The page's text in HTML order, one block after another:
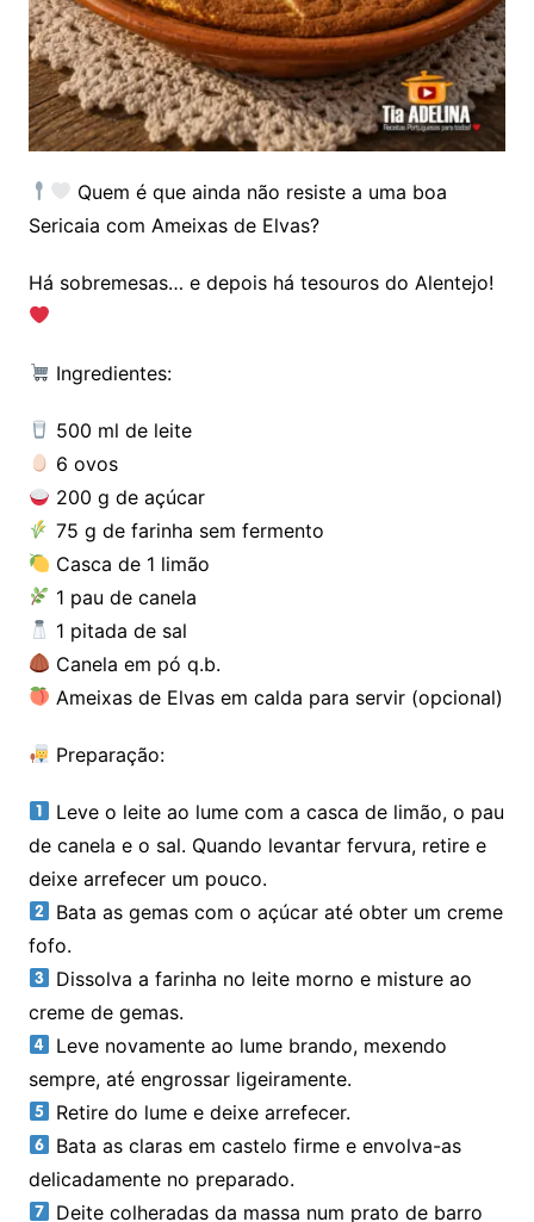
Quem é que ainda não resiste a uma boa
Sericaia com Ameixas de Elvas?
Há sobremesas… e depois há tesouros do Alentejo!
Ingredientes:
500 ml de leite
6 ovos
200 g de açúcar
75 g de farinha sem fermento
Casca de 1 limão
1 pau de canela
1 pitada de sal
Canela em pó q.b.
Ameixas de Elvas em calda para servir (opcional)
Preparação:
Leve o leite ao lume com a casca de limão, o pau
de canela e o sal. Quando levantar fervura, retire e
deixe arrefecer um pouco.
Bata as gemas com o açúcar até obter um creme
fofo.
Dissolva a farinha no leite morno e misture ao
creme de gemas.
Leve novamente ao lume brando, mexendo
sempre, até engrossar ligeiramente.
Retire do lume e deixe arrefecer.
Bata as claras em castelo firme e envolva-as
delicadamente no preparado.
Deite colheradas da massa num prato de barro